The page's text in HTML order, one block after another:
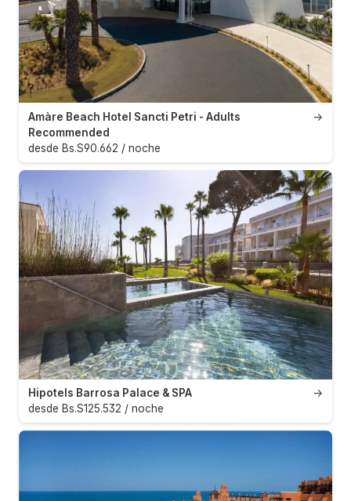
→
Amàre Beach Hotel Sancti Petri - Adults
Recommended
desde Bs.S90.662 / noche
→
Hipotels Barrosa Palace & SPA
desde Bs.S125.532 / noche